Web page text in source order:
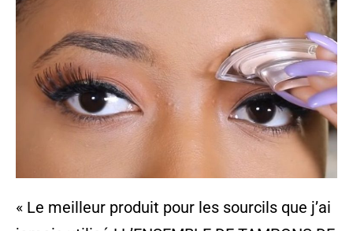
« Le meilleur produit pour les sourcils que j’ai